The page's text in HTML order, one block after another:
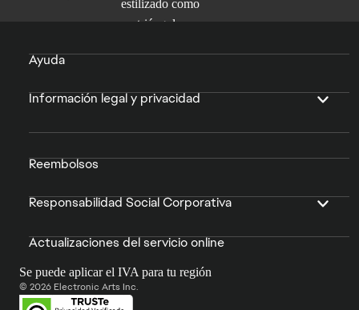
Ayuda
Información legal y privacidad
Reembolsos
Responsabilidad Social Corporativa
Actualizaciones del servicio online
Se puede aplicar el IVA para tu región
© 2026 Electronic Arts Inc.